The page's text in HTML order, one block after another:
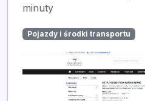
minuty
Pojazdy i środki transportu